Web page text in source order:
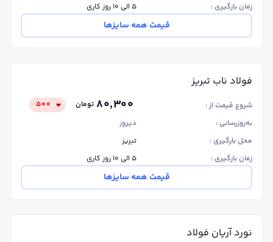
زمان بارگیری :
۵ الی ۱۰ روز کاری
قیمت همه سایزها
فولاد ناب تبریز
شروع قیمت از : ۸۰٬۳۰۰ تومان
۵۰۰
به‌روزرسانی :
دیروز
محل بارگیری :
تبریز
زمان بارگیری :
۵ الی ۱۰ روز کاری
قیمت همه سایزها
نورد آریان فولاد